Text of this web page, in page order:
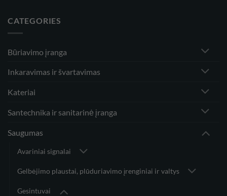
CATEGORIES
Būriavimo įranga
Inkaravimas ir švartavimas
Kateriai
Santechnika ir sanitarinė įranga
Saugumas
Avariniai signalai
Gelbėjimo plaustai, plūduriavimo įrenginiai ir valtys
Gesintuvai